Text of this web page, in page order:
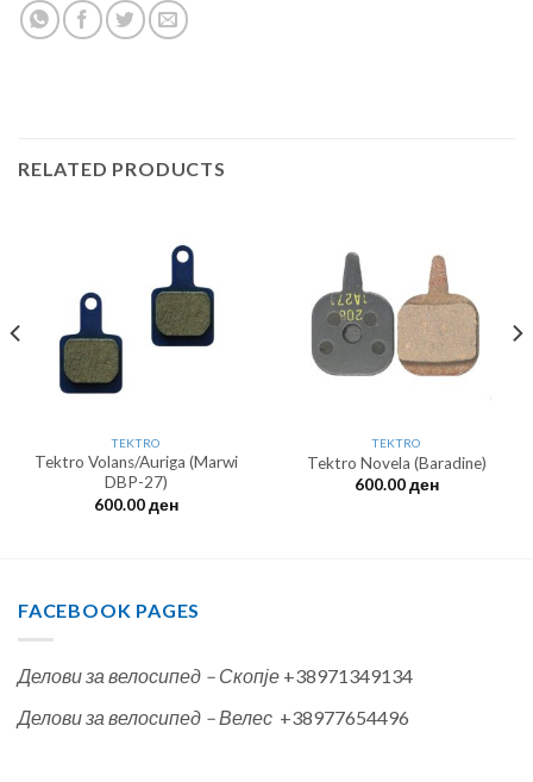
RELATED PRODUCTS
TEKTRO
Tektro Volans/Auriga (Marwi
DBP-27)
600.00ден
TEKTRO
Tektro Novela (Baradine)
600.00ден
FACEBOOK PAGES
Делови за велосипед – Скопје +38971349134
Делови за велосипед – Велес +38977654496